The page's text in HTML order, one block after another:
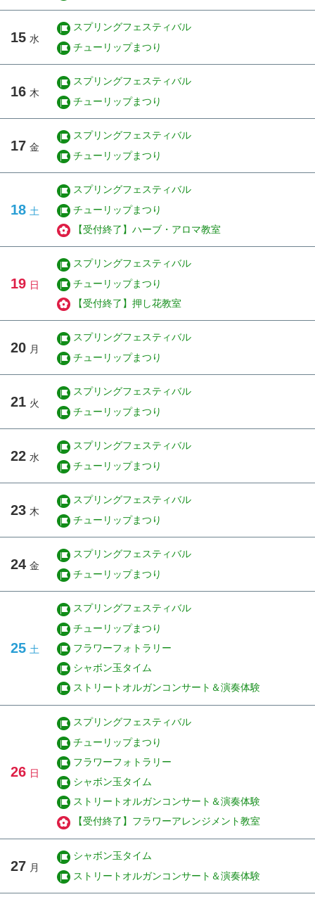
15 水
スプリングフェスティバル
チューリップまつり
16 木
スプリングフェスティバル
チューリップまつり
17 金
スプリングフェスティバル
チューリップまつり
18 土
スプリングフェスティバル
チューリップまつり
【受付終了】ハーブ・アロマ教室
19 日
スプリングフェスティバル
チューリップまつり
【受付終了】押し花教室
20 月
スプリングフェスティバル
チューリップまつり
21 火
スプリングフェスティバル
チューリップまつり
22 水
スプリングフェスティバル
チューリップまつり
23 木
スプリングフェスティバル
チューリップまつり
24 金
スプリングフェスティバル
チューリップまつり
25 土
スプリングフェスティバル
チューリップまつり
フラワーフォトラリー
シャボン玉タイム
ストリートオルガンコンサート＆演奏体験
26 日
スプリングフェスティバル
チューリップまつり
フラワーフォトラリー
シャボン玉タイム
ストリートオルガンコンサート＆演奏体験
【受付終了】フラワーアレンジメント教室
27 月
シャボン玉タイム
ストリートオルガンコンサート＆演奏体験